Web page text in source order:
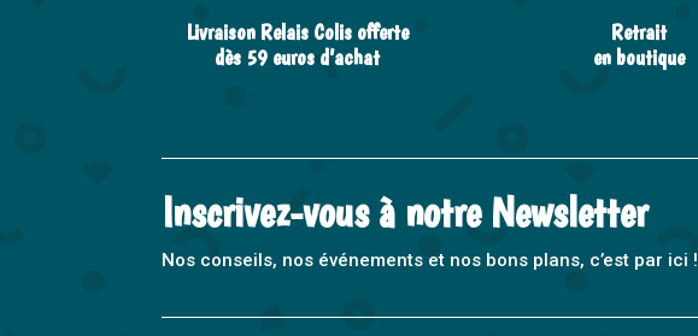
Livraison Relais Colis offerte
dès 59 euros d’achat
Retrait
en boutique
Inscrivez-vous à notre Newsletter
Nos conseils, nos événements et nos bons plans, c’est par ici !